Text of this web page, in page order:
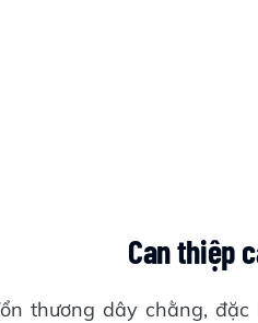
Can thiệp
thương dây chằng,